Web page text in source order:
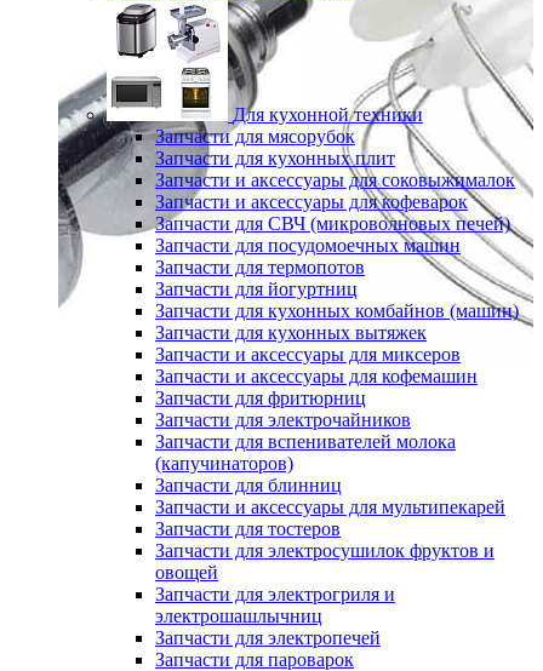
Для кухонной техники
Запчасти для мясорубок
Запчасти для кухонных плит
Запчасти и аксессуары для соковыжималок
Запчасти и аксессуары для кофеварок
Запчасти для СВЧ (микроволновых печей)
Запчасти для посудомоечных машин
Запчасти для термопотов
Запчасти для йогуртниц
Запчасти для кухонных комбайнов (машин)
Запчасти для кухонных вытяжек
Запчасти и аксессуары для миксеров
Запчасти и аксессуары для кофемашин
Запчасти для фритюрниц
Запчасти для электрочайников
Запчасти для вспенивателей молока
(капучинаторов)
Запчасти для блинниц
Запчасти и аксессуары для мультипекарей
Запчасти для тостеров
Запчасти для электросушилок фруктов и
овощей
Запчасти для электрогриля и
электрошашлычниц
Запчасти для электропечей
Запчасти для пароварок